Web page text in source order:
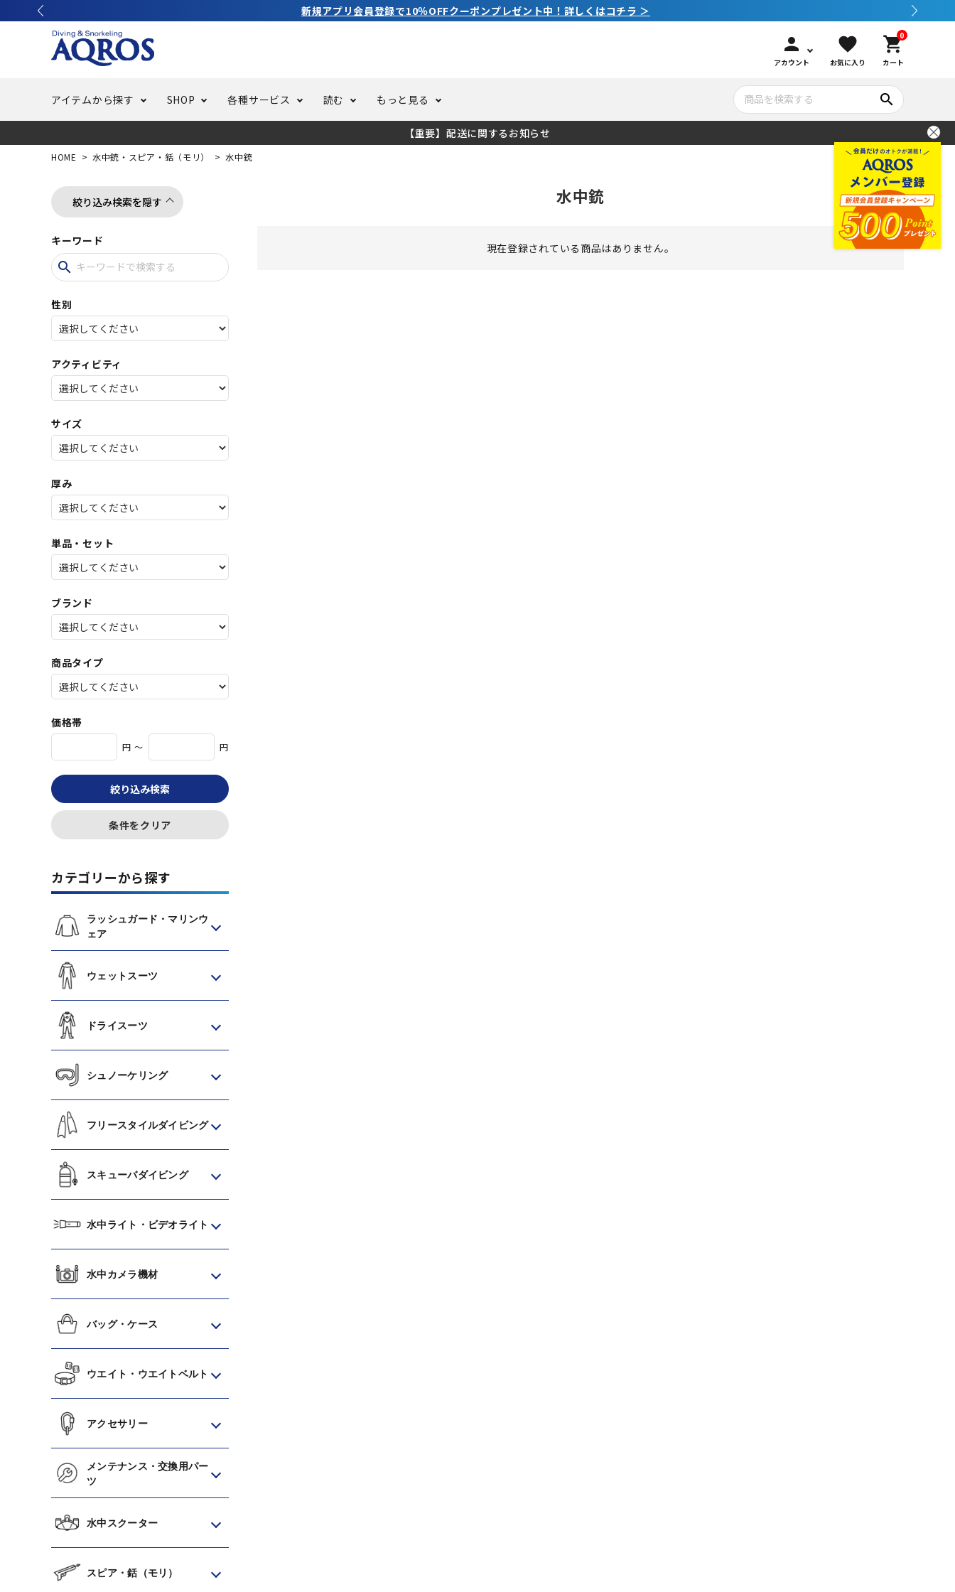
レゼント中！詳しくはコチラ ＞ 3,980円（税込）以上のご購入で送料無料！
person
アカウント
favorite
お気に入り
0
shopping_cart
カート
アイテムから探す
ラッシュガード・水着・マリンウェア
フリースタイルダイビング 水中ライト・ビデオライト
バッグ・ケース アクセサリー メンテナンサービス・交換用パーツ
SALE
SHOP
池袋店／IKEBUKURO
各種サービス
バッテリー交換
読む
ニュース
でしか 今コレ愛用してます！
もっと見る
ご利用ガイド
LINE ID連携でお買い物が便利に 海の遊びをもっと知る
求人
search
【重要】配送に関するお知らせ
HOME 水中銃・スピア・銛（モリ） 水中銃
絞り込み検索を隠す
キーワード
search
性別
アクティビティ
サイズ
厚み
単品・セット
ブランド
商品タイプ
価格帯
円 ～ 円
絞り込み検索
条件をクリア
カテゴリーから探す
ラッシュガード・マリンウ
ェア
ウェットスーツ
ドライスーツ
シュノーケリング
フリースタイルダイビング
スキューバダイビング
水中ライト・ビデオライト
水中カメラ機材
バッグ・ケース
ウエイト・ウエイトベルト
アクセサリー
メンテナンス・交換用パー
ツ
水中スクーター
スピア・銛（モリ）
水中銃
現在登録されている商品はありません。